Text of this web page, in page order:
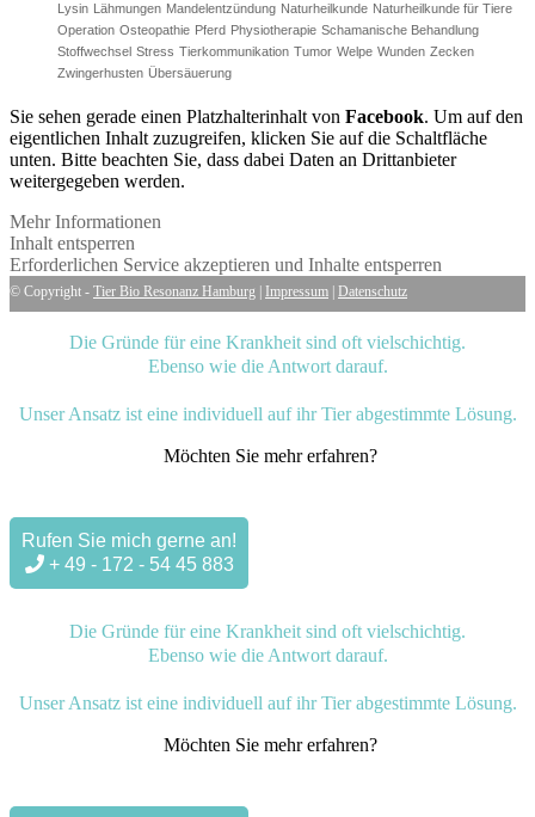
Lysin Lähmungen Mandelentzündung Naturheilkunde Naturheilkunde für Tiere
Operation Osteopathie Pferd Physiotherapie Schamanische Behandlung
Stoffwechsel Stress Tierkommunikation Tumor Welpe Wunden Zecken
Zwingerhusten Übersäuerung
Sie sehen gerade einen Platzhalterinhalt von Facebook. Um auf den
eigentlichen Inhalt zuzugreifen, klicken Sie auf die Schaltfläche
unten. Bitte beachten Sie, dass dabei Daten an Drittanbieter
weitergegeben werden.
Mehr Informationen
Inhalt entsperren
Erforderlichen Service akzeptieren und Inhalte entsperren
© Copyright - Tier Bio Resonanz Hamburg Impressum Datenschutz
Die Gründe für eine Krankheit sind oft vielschichtig.
Ebenso wie die Antwort darauf.
Unser Ansatz ist eine individuell auf ihr Tier abgestimmte Lösung.
Möchten Sie mehr erfahren?
Rufen Sie mich gerne an!
+ 49 - 172 - 54 45 883
Die Gründe für eine Krankheit sind oft vielschichtig.
Ebenso wie die Antwort darauf.
Unser Ansatz ist eine individuell auf ihr Tier abgestimmte Lösung.
Möchten Sie mehr erfahren?